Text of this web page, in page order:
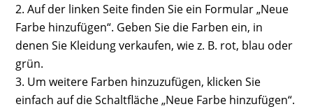
Auf der linken Seite finden Sie ein Formular „Neue
Farbe hinzufügen“. Geben Sie die Farben ein, in
denen Sie Kleidung verkaufen, wie z. B. rot, blau oder
grün.
Um weitere Farben hinzuzufügen, klicken Sie
einfach auf die Schaltfläche „Neue Farbe hinzufügen“.